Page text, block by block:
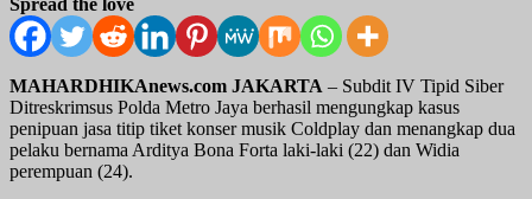
MAHARDHIKAnews.com JAKARTA – Subdit IV Tipid Siber
Ditreskrimsus Polda Metro Jaya berhasil mengungkap kasus
penipuan jasa titip tiket konser musik Coldplay dan menangkap dua
pelaku bernama Arditya Bona Forta laki-laki (22) dan Widia
perempuan (24).